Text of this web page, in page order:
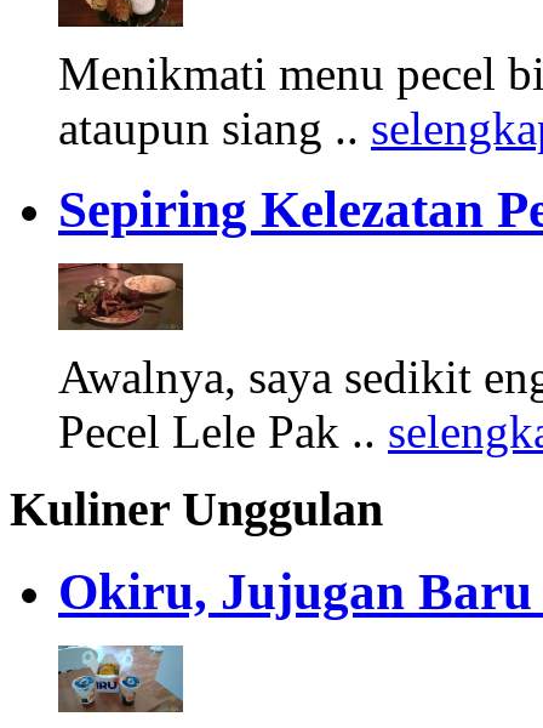
Menikmati menu pecel
ataupun siang ..
Sepiring Kelezatan
Awalnya, saya sedikit
Pecel Lele Pak ..
Kuliner Unggulan
Okiru, Jujugan Baru